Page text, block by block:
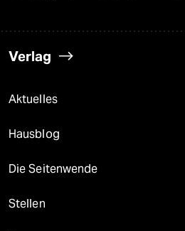
Verlag
Aktuelles
Hausblog
Die Seitenwende
Stellen